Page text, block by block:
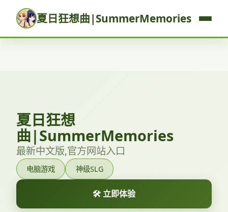
夏日狂想曲|SummerMemories
夏日狂想
曲|SummerMemories
最新中文版,官方网站入口
电脑游戏 神级SLG
🛠️ 立即体验